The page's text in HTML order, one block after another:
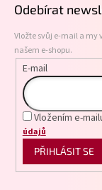
Odebírat
Vložte svůj e-mail a
našem e-shopu.
E-mail
Vložením e-
údajů
PŘIHLÁSIT SE